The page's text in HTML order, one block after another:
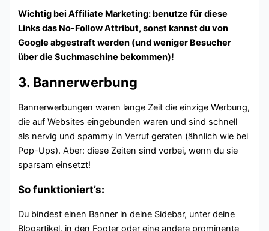
Wichtig bei Affiliate Marketing: benutze für diese
Links das No-Follow Attribut, sonst kannst du von
Google abgestraft werden (und weniger Besucher
über die Suchmaschine bekommen)!
3. Bannerwerbung
Bannerwerbungen waren lange Zeit die einzige Werbung,
die auf Websites eingebunden waren und sind schnell
als nervig und spammy in Verruf geraten (ähnlich wie bei
Pop-Ups). Aber: diese Zeiten sind vorbei, wenn du sie
sparsam einsetzt!
So funktioniert’s:
Du bindest einen Banner in deine Sidebar, unter deine
Blogartikel, in den Footer oder eine andere prominente